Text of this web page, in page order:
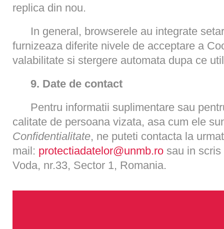
replica din nou.
In general, browserele au integrate
furnizeaza diferite nivele de acceptare a
valabilitate si stergere automata dupa ce
9. Date de contact
Pentru informatii suplimentare sau
calitate de persoana vizata, asa cum ele
Confidentialitate, ne puteti contacta la
mail: protectiadatelor@unmb.ro sau in
Voda, nr.33, Sector 1, Romania.